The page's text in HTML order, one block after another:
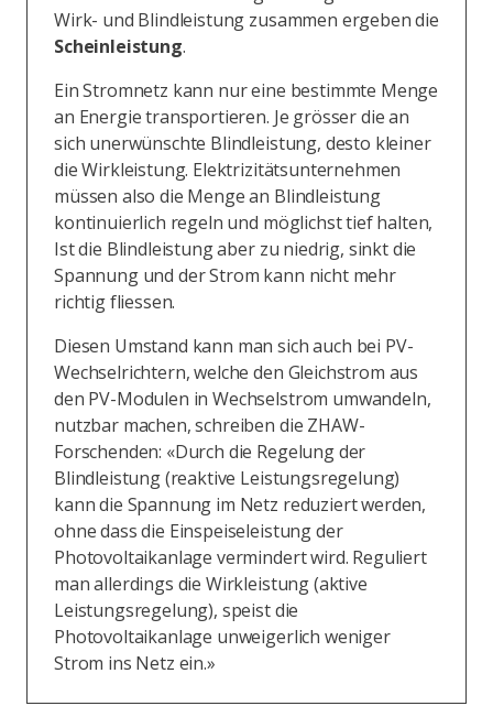
Wirk- und Blindleistung zusammen ergeben die
Scheinleistung.
Ein Stromnetz kann nur eine bestimmte Menge
an Energie transportieren. Je grösser die an
sich unerwünschte Blindleistung, desto kleiner
die Wirkleistung. Elektrizitätsunternehmen
müssen also die Menge an Blindleistung
kontinuierlich regeln und möglichst tief halten,
Ist die Blindleistung aber zu niedrig, sinkt die
Spannung und der Strom kann nicht mehr
richtig fliessen.
Diesen Umstand kann man sich auch bei PV-
Wechselrichtern, welche den Gleichstrom aus
den PV-Modulen in Wechselstrom umwandeln,
nutzbar machen, schreiben die ZHAW-
Forschenden: «Durch die Regelung der
Blindleistung (reaktive Leistungsregelung)
kann die Spannung im Netz reduziert werden,
ohne dass die Einspeiseleistung der
Photovoltaikanlage vermindert wird. Reguliert
man allerdings die Wirkleistung (aktive
Leistungsregelung), speist die
Photovoltaikanlage unweigerlich weniger
Strom ins Netz ein.»